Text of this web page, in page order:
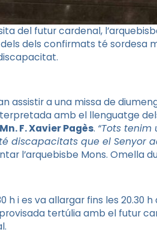
del futur cardenal,
dels dels confirmats té sordesa
assistir a una missa de
amb el llenguatge
Mn. F. Xavier Pagès. “Tots tenim
discapacitats que el Senyor
l’arquebisbe Mons. Omella
i es va allargar fins les 20.30 h
tertúlia amb el futur